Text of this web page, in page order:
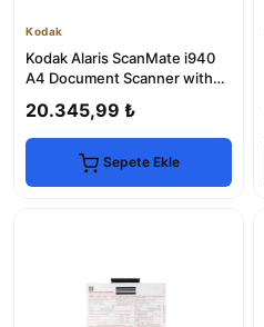
Kodak
Kodak Alaris ScanMate i940
A4 Document Scanner with
20.345,99 ₺
Sepete Ekle